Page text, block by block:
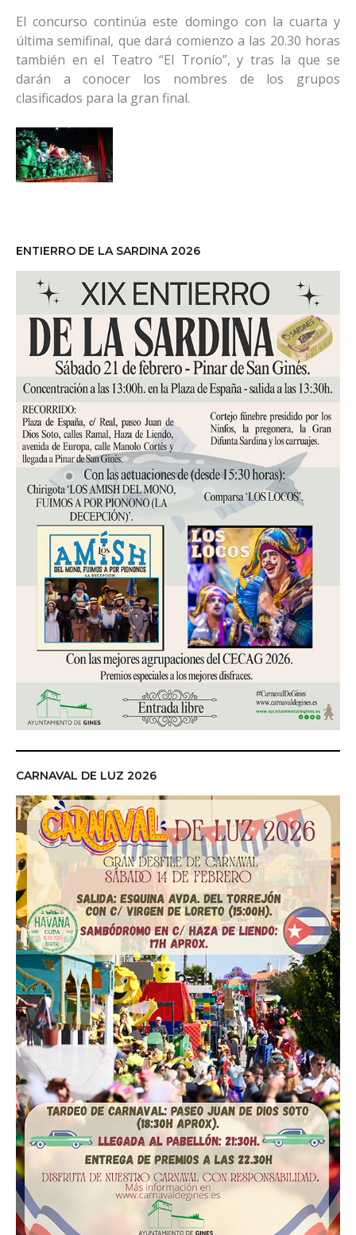
El concurso continúa este domingo con la cuarta y
última semifinal, que dará comienzo a las 20.30 horas
también en el Teatro “El Tronío”, y tras la que se
darán a conocer los nombres de los grupos
clasificados para la gran final.
ENTIERRO DE LA SARDINA 2026
CARNAVAL DE LUZ 2026